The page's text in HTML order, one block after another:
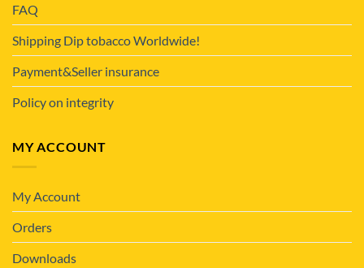
FAQ
Shipping Dip tobacco Worldwide!
Payment&Seller insurance
Policy on integrity
MY ACCOUNT
My Account
Orders
Downloads